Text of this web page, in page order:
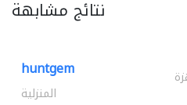
نتائج مشابهة
huntgem
المنزلية